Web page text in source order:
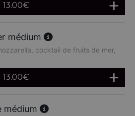
13.00€
médium
cocktail de fruits de mer,
13.00€
médium